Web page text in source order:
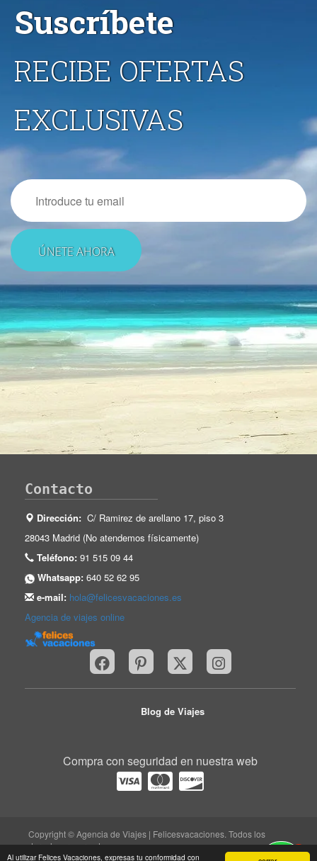
Al utilizar Felices Vacaciones, expresas tu conformidad con
Suscríbete
RECIBE OFERTAS
EXCLUSIVAS
Email
Contacto
Dirección: C/ Ramirez de arellano 17, piso 3
28043 Madrid (No atendemos físicamente)
Teléfono: 91 515 09 44
Whatsapp: 640 52 62 95
e-mail: hola@felicesvacaciones.es
Agencia de viajes online
Blog de Viajes
Compra con seguridad en nuestra web
Copyright © Agencia de Viajes | Felicesvacaciones. Todos los
derechos reservados.
1